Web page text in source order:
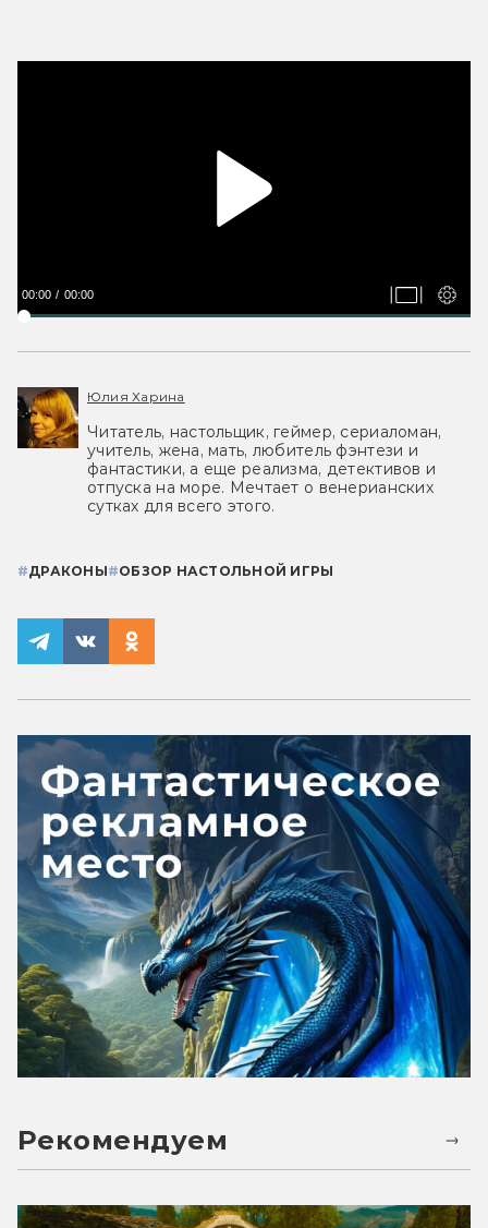
00:00 00:00
Юлия Харина
Читатель, настольщик, геймер, сериаломан,
учитель, жена, мать, любитель фэнтези и
фантастики, а еще реализма, детективов и
отпуска на море. Мечтает о венерианских
сутках для всего этого.
#ДРАКОНЫ#ОБЗОР НАСТОЛЬНОЙ ИГРЫ
Рекомендуем